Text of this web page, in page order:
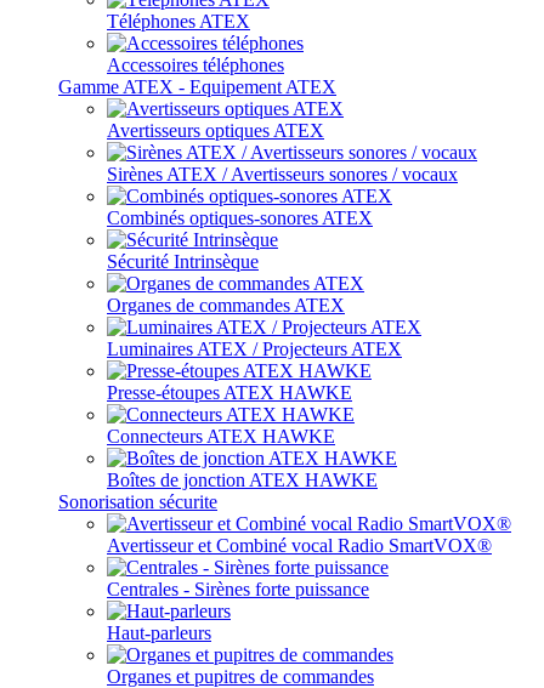
Téléphones ATEX
Accessoires téléphones
Gamme ATEX - Equipement ATEX
Avertisseurs optiques ATEX
Sirènes ATEX / Avertisseurs sonores / vocaux
Combinés optiques-sonores ATEX
Sécurité Intrinsèque
Organes de commandes ATEX
Luminaires ATEX / Projecteurs ATEX
Presse-étoupes ATEX HAWKE
Connecteurs ATEX HAWKE
Boîtes de jonction ATEX HAWKE
Sonorisation sécurite
Avertisseur et Combiné vocal Radio SmartVOX®
Centrales - Sirènes forte puissance
Haut-parleurs
Organes et pupitres de commandes